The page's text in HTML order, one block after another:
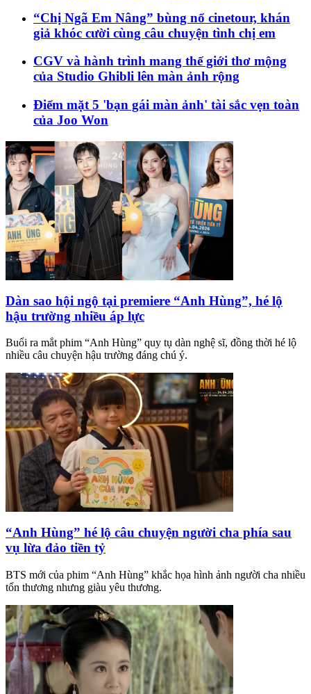
“Chị Ngã Em Nâng” bùng nổ cinetour, khán
giả khóc cười cùng câu chuyện tình chị em
CGV và hành trình mang thế giới thơ mộng
của Studio Ghibli lên màn ảnh rộng
Điểm mặt 5 'bạn gái màn ảnh' tài sắc vẹn toàn
của Joo Won
Dàn sao hội ngộ tại premiere “Anh Hùng”, hé lộ
hậu trường nhiều áp lực
Buổi ra mắt phim “Anh Hùng” quy tụ dàn nghệ sĩ, đồng thời hé lộ
nhiều câu chuyện hậu trường đáng chú ý.
“Anh Hùng” hé lộ câu chuyện người cha phía sau
vụ lừa đảo tiền tỷ
BTS mới của phim “Anh Hùng” khắc họa hình ảnh người cha nhiều
tổn thương nhưng giàu yêu thương.